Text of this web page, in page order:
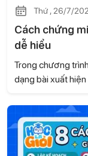
Thứ , 26/7/
Cách chứng
dễ hiểu
Trong chương
dạng bài xuất
tam giác cân
học. Hãy cùng
cân lớp 7 nhanh